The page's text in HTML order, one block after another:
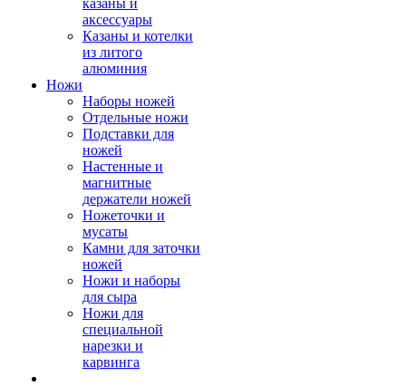
казаны и
аксессуары
Казаны и котелки
из литого
алюминия
Ножи
Наборы ножей
Отдельные ножи
Подставки для
ножей
Настенные и
магнитные
держатели ножей
Ножеточки и
мусаты
Камни для заточки
ножей
Ножи и наборы
для сыра
Ножи для
специальной
нарезки и
карвинга